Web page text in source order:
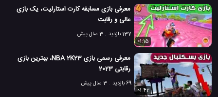
معرفی بازی مسابقه کارت استارلیت، یک بازی
عالی و رقابت
137 بازدید
3 سال پیش
01:15
معرفی رسمی بازی NBA 2K23، بهترین بازی
رقابتی 2023
69 بازدید
3 سال پیش
01:42